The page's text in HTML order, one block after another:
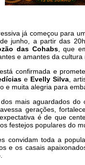
já começou para
junho, a partir das
das Cohabs, que
e amantes da
confirmada e
e Evelly Silva,
e muita alegria para
mais aguardados do
gerações,
é de que
festejos populares do
convidam toda a
e os casais